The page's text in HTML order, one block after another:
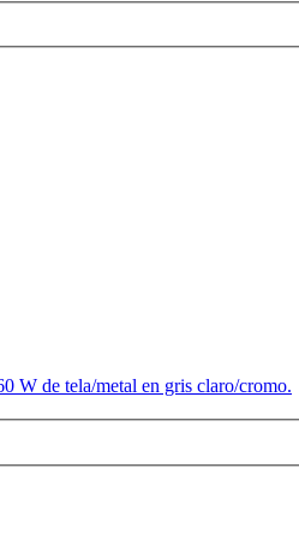
W de tela/metal en gris claro/cromo.